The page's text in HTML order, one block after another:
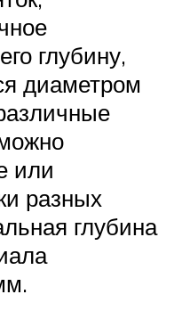
глубину,
диаметром
или
разных
глубина